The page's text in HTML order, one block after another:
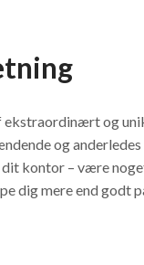
ekstraordinært og
og
dit kontor – være
dig mere end godt